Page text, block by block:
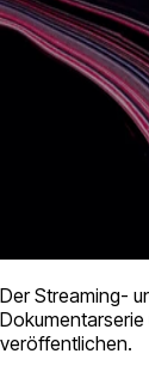
Der Streaming-
veröffentlichen.